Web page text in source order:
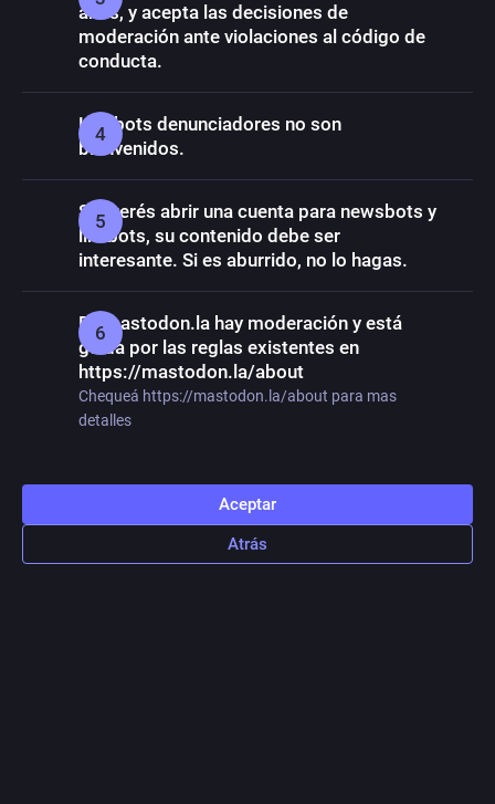
años, y acepta las decisiones de
moderación ante violaciones al código de
conducta.
Los bots denunciadores no son
bienvenidos.
Si querés abrir una cuenta para newsbots y
linkbots, su contenido debe ser
interesante. Si es aburrido, no lo hagas.
En mastodon.la hay moderación y está
guida por las reglas existentes en
https://mastodon.la/about
Chequeá https://mastodon.la/about para mas
detalles
Aceptar
Atrás